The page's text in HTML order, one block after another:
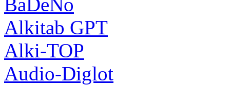
Alkitab GPT
Alki-TOP
Audio-Diglot